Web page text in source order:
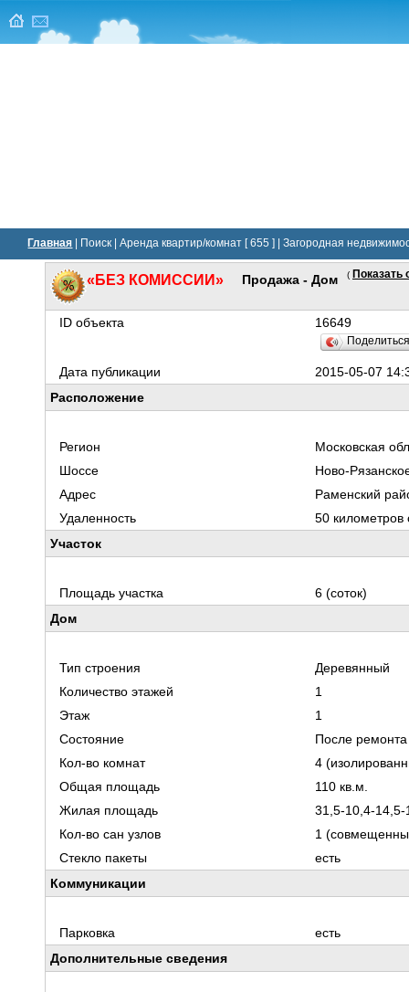
Главная Поиск |Аренда квартир/комнат [ 655 ] |Загородная
«БЕЗ КОМИССИИ» Продажа - Дом ( Показать
ID объекта 16649
Дата публикации
2015-05-07
Расположение
Регион
Московская
Шоссе
Ново-
Адрес
Раменский
Удаленность
50
Участок
Площадь участка
6 (соток)
Дом
Тип строения
Деревянный
Количество этажей
1
Этаж
1
Состояние
После ремонта
Кол-во комнат
4
Общая площадь
110 кв.м.
Жилая площадь
31,5-10,4-14,5-
Кол-во сан узлов
1
Стекло пакеты
есть
Коммуникации
Парковка
есть
Дополнительные сведения